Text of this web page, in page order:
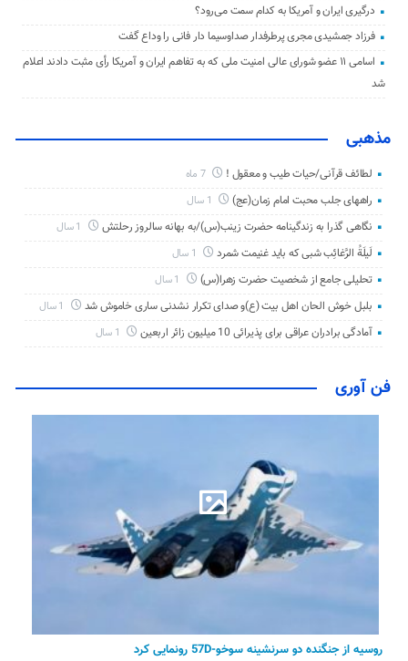
درگیری ایران و آمریکا به کدام سمت می‌رود؟
فرزاد جمشیدی مجری پرطرفدار صداوسیما دار فانی را وداع گفت
اسامی ۱۱ عضو شورای عالی امنیت ملی که به تفاهم ایران و آمریکا رأی مثبت دادند اعلام
شد
مذهبی
لطائف قرآنی/حیات طیب و معقول ! 7 ماه
راههای جلب محبت امام زمان(عج)
نگاهی گذرا به زندگینامه حضرت زینب(س)/به بهانه سالروز رحلتش
لَیلَةُ الرَّغائِب شبی که باید غنیمت شمرد
تحلیلی جامع از شخصیت حضرت زهرا(س)
بلبل خوش الحان اهل بیت (ع)و صدای تکرار نشدنی ساری خاموش شد
آمادگی برادران عراقی برای پذیرائی 10 میلیون زائر اربعین
فن آوری
روسیه از جنگنده دو سرنشینه سوخو-57D رونمایی کرد